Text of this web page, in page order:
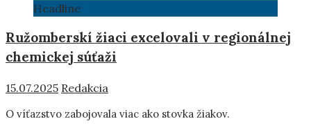
Headline
Ružomberskí žiaci excelovali v regionálnej
chemickej súťaži
15.07.2025 Redakcia
O víťazstvo zabojovala viac ako stovka žiakov.